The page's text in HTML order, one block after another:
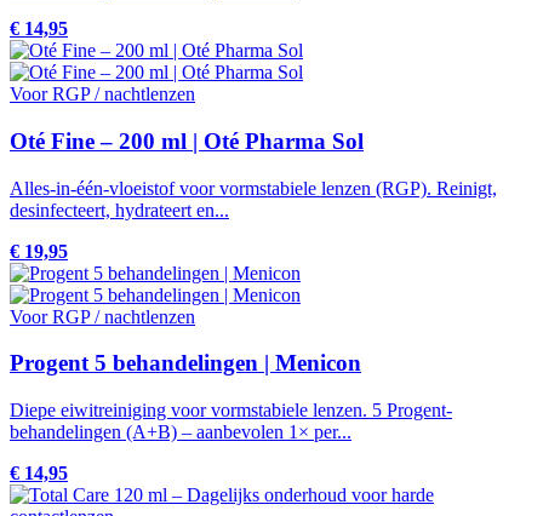
€ 14,95
Voor RGP / nachtlenzen
Oté Fine – 200 ml | Oté Pharma Sol
Alles-in-één-vloeistof voor vormstabiele lenzen (RGP). Reinigt,
desinfecteert, hydrateert en...
€ 19,95
Voor RGP / nachtlenzen
Progent 5 behandelingen | Menicon
Diepe eiwitreiniging voor vormstabiele lenzen. 5 Progent-
behandelingen (A+B) – aanbevolen 1× per...
€ 14,95